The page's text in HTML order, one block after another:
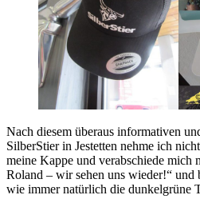
Nach diesem überaus informativen
SilberStier in Jestetten nehme ich
meine Kappe und verabschiede mich
Roland – wir sehen uns wieder!“ und
wie immer natürlich die dunkelgrüne